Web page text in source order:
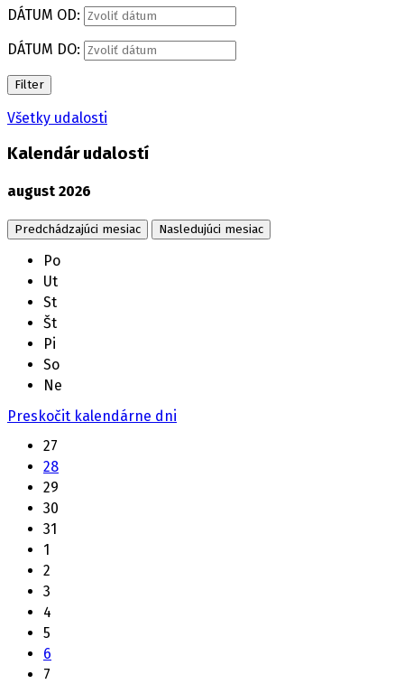
DÁTUM OD:
DÁTUM DO:
Filter
Všetky udalosti
Kalendár udalostí
august 2026
Predchádzajúci mesiac Nasledujúci mesiac
Po
Ut
St
Št
Pi
So
Ne
Preskočit kalendárne dni
27
28
29
30
31
1
2
3
4
5
6
7